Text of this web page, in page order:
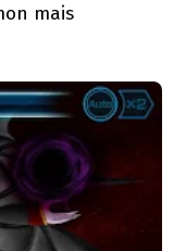
mais